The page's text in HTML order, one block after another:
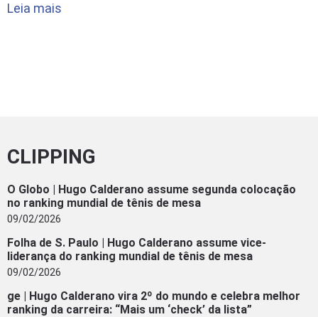
Leia mais
CLIPPING
O Globo | Hugo Calderano assume segunda colocação
no ranking mundial de tênis de mesa
09/02/2026
Folha de S. Paulo | Hugo Calderano assume vice-
liderança do ranking mundial de tênis de mesa
09/02/2026
ge | Hugo Calderano vira 2º do mundo e celebra melhor
ranking da carreira: “Mais um ‘check’ da lista”